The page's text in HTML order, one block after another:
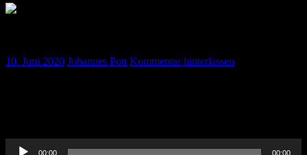
10. Juni 2020 Johannes Pott Kommentar hinterlassen
Audio-
00:00 00:00